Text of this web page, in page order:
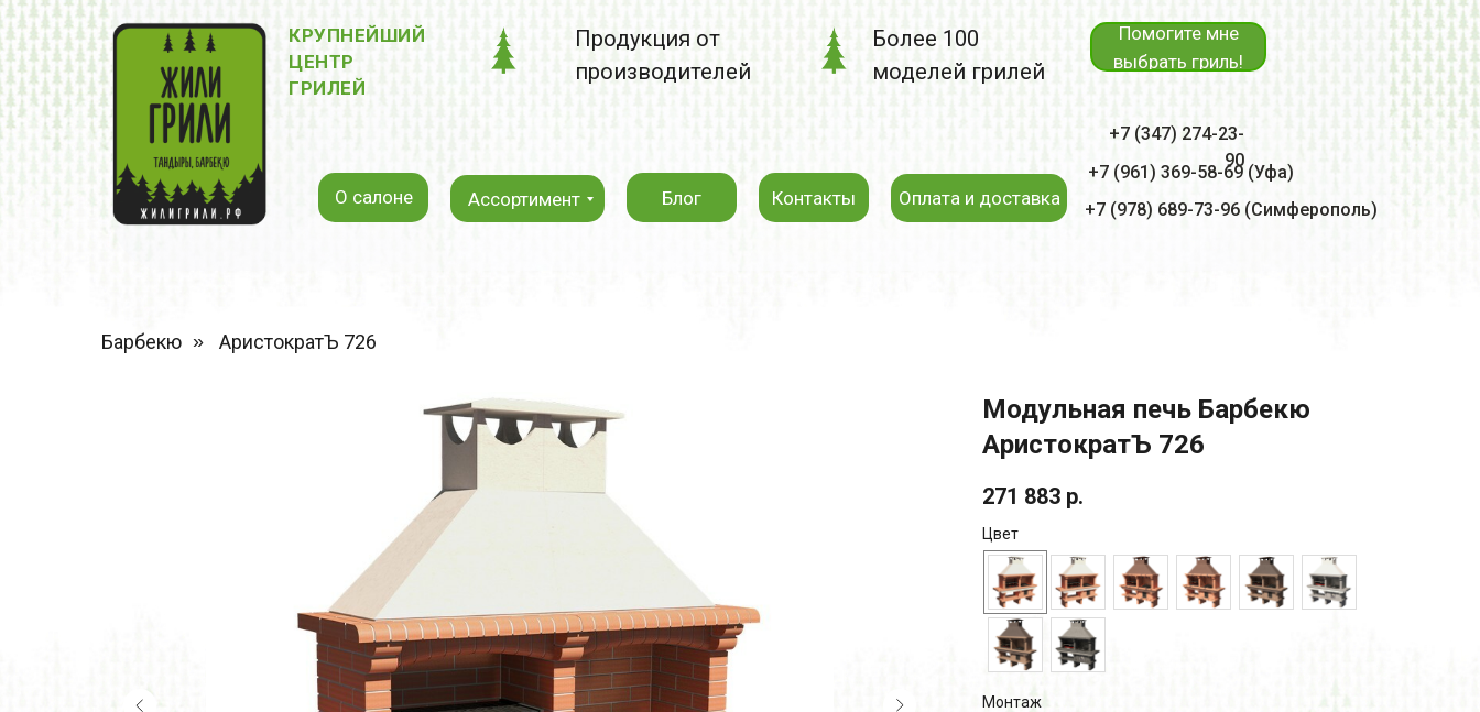
+7 (347) 274-23-
90
Помогите мне
выбрать гриль!
КРУПНЕЙШИЙ
ЦЕНТР
ГРИЛЕЙ
+7 (978) 689-73-96 (Симферополь)
Ассортимент Контакты
Блог
О салоне
+7 (961) 369-58-69 (Уфа)
Продукция от
производителей
Оплата и доставка
Более 100
моделей грилей
Барбекю » АристократЪ 726
Модульная печь Барбекю
АристократЪ 726
271 883 р.
Цвет
Монтаж